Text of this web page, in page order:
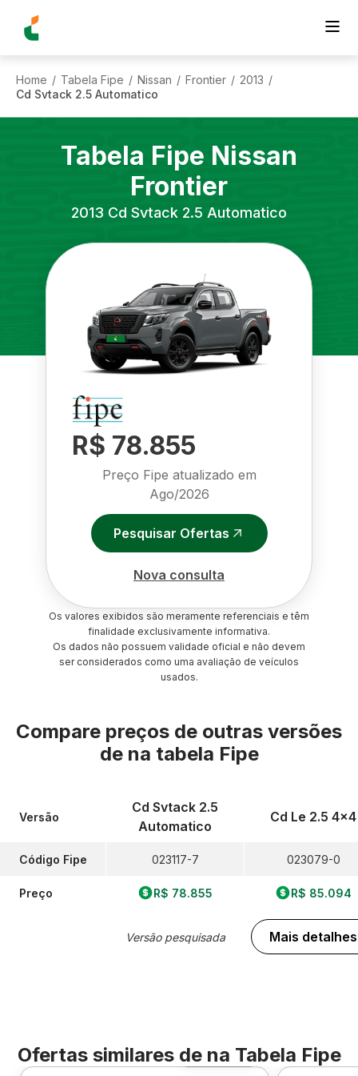
Home / Tabela Fipe / Nissan / Frontier / 2013 /
Cd Svtack 2.5 Automatico
Tabela Fipe Nissan
Frontier
2013 Cd Svtack 2.5 Automatico
R$ 78.855
Preço Fipe atualizado em
Ago/2026
Pesquisar Ofertas
Nova consulta
Os valores exibidos são meramente referenciais e têm
finalidade exclusivamente informativa.
Os dados não possuem validade oficial e não devem
ser considerados como uma avaliação de veículos
usados.
Compare preços de outras versões
de na tabela Fipe
Versão
Código Fipe
Preço
Cd Svtack 2.5
Automatico
023117-7
R$ 78.855
Versão pesquisada
Cd Le 2.5 4x4
023079-0
R$ 85.094
Mais detalhes
Ofertas similares de na Tabela Fipe
Foto 360º